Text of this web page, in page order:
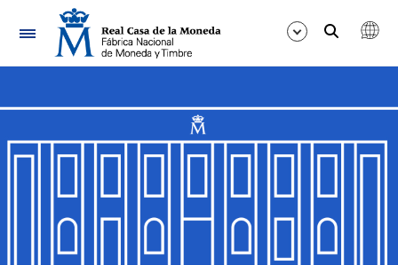
Nabigazioa
Erakutsi/Ezkutatu
Erakutsi/Ezkutatu
Erakutsi/Ezkutatu